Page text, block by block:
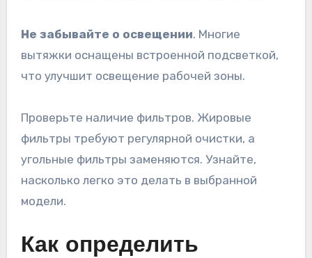
Не забывайте о освещении. Многие
вытяжки оснащены встроенной подсветкой,
что улучшит освещение рабочей зоны.
Проверьте наличие фильтров. Жировые
фильтры требуют регулярной очистки, а
угольные фильтры заменяются. Узнайте,
насколько легко это делать в выбранной
модели.
Как определить